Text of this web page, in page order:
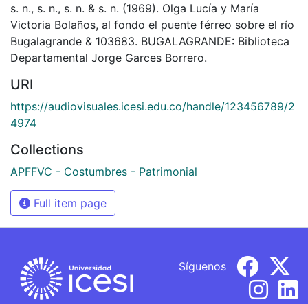
s. n., s. n., s. n. & s. n. (1969). Olga Lucía y María
Victoria Bolaños, al fondo el puente férreo sobre el río
Bugalagrande & 103683. BUGALAGRANDE: Biblioteca
Departamental Jorge Garces Borrero.
URI
https://audiovisuales.icesi.edu.co/handle/123456789/2
4974
Collections
APFFVC - Costumbres - Patrimonial
Full item page
Síguenos